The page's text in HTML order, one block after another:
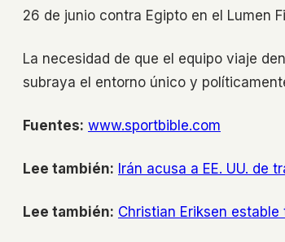
26 de junio contra Egipto en el Lumen
La necesidad de que el equipo viaje
subraya el entorno único y
Fuentes: www.sportbible.com
Lee también: Irán acusa a EE. UU. de
Lee también: Christian Eriksen